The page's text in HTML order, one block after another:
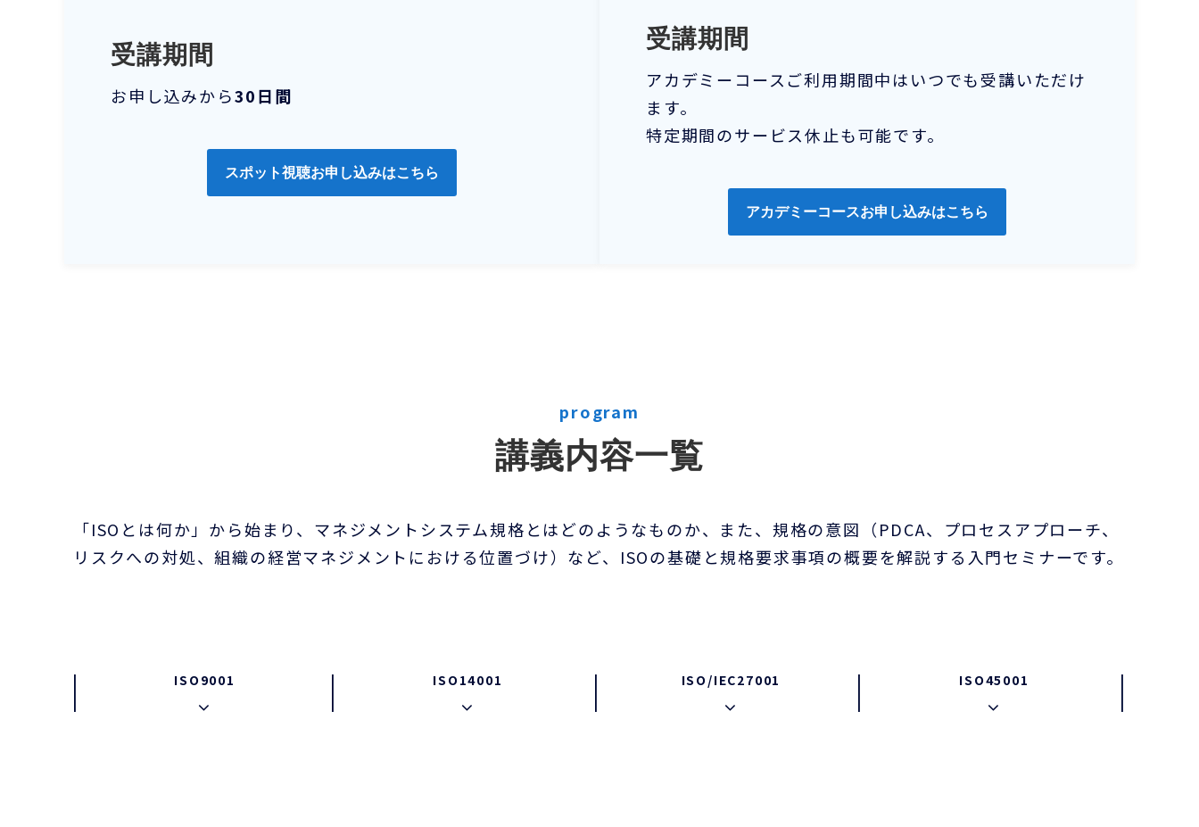
受講期間
お申し込みから30日間
スポット視聴お申し込みはこちら
受講期間
アカデミーコースご利用期間中はいつでも受講いただけ
ます。
特定期間のサービス休止も可能です。
アカデミーコースお申し込みはこちら
program
講義内容一覧
「ISOとは何か」から始まり、マネジメントシステム規格とはどのようなものか、また、規格の意図（PDCA、プロセスアプローチ、
リスクへの対処、組織の経営マネジメントにおける位置づけ）など、ISOの基礎と規格要求事項の概要を解説する入門セミナーです。
ISO9001 ISO14001 ISO/IEC27001 ISO45001